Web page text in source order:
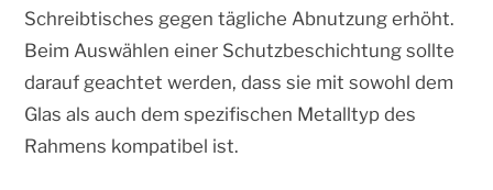
Schreibtisches gegen tägliche Abnutzung erhöht.
Beim Auswählen einer Schutzbeschichtung sollte
darauf geachtet werden, dass sie mit sowohl dem
Glas als auch dem spezifischen Metalltyp des
Rahmens kompatibel ist.